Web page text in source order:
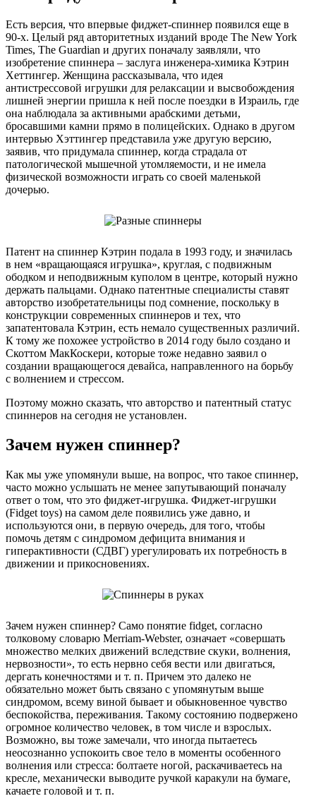
Есть версия, что впервые фиджет-спиннер появился еще в
90-х. Целый ряд авторитетных изданий вроде The New York
Times, The Guardian и других поначалу заявляли, что
изобретение спиннера – заслуга инженера-химика Кэтрин
Хеттингер. Женщина рассказывала, что идея
антистрессовой игрушки для релаксации и высвобождения
лишней энергии пришла к ней после поездки в Израиль, где
она наблюдала за активными арабскими детьми,
бросавшими камни прямо в полицейских. Однако в другом
интервью Хэттингер представила уже другую версию,
заявив, что придумала спиннер, когда страдала от
патологической мышечной утомляемости, и не имела
физической возможности играть со своей маленькой
дочерью.
Патент на спиннер Кэтрин подала в 1993 году, и значилась
в нем «вращающаяся игрушка», круглая, с подвижным
ободком и неподвижным куполом в центре, который нужно
держать пальцами. Однако патентные специалисты ставят
авторство изобретательницы под сомнение, поскольку в
конструкции современных спиннеров и тех, что
запатентовала Кэтрин, есть немало существенных различий.
К тому же похожее устройство в 2014 году было создано и
Скоттом МакКоскери, которые тоже недавно заявил о
создании вращающегося девайса, направленного на борьбу
с волнением и стрессом.
Поэтому можно сказать, что авторство и патентный статус
спиннеров на сегодня не установлен.
Зачем нужен спиннер?
Как мы уже упомянули выше, на вопрос, что такое спиннер,
часто можно услышать не менее запутывающий поначалу
ответ о том, что это фиджет-игрушка. Фиджет-игрушки
(Fidget toys) на самом деле появились уже давно, и
используются они, в первую очередь, для того, чтобы
помочь детям с синдромом дефицита внимания и
гиперактивности (СДВГ) урегулировать их потребность в
движении и прикосновениях.
Зачем нужен спиннер? Само понятие fidget, согласно
толковому словарю Merriam-Webster, означает «совершать
множество мелких движений вследствие скуки, волнения,
нервозности», то есть нервно себя вести или двигаться,
дергать конечностями и т. п. Причем это далеко не
обязательно может быть связано с упомянутым выше
синдромом, всему виной бывает и обыкновенное чувство
беспокойства, переживания. Такому состоянию подвержено
огромное количество человек, в том числе и взрослых.
Возможно, вы тоже замечали, что иногда пытаетесь
неосознанно успокоить свое тело в моменты особенного
волнения или стресса: болтаете ногой, раскачиваетесь на
кресле, механически выводите ручкой каракули на бумаге,
качаете головой и т. п.